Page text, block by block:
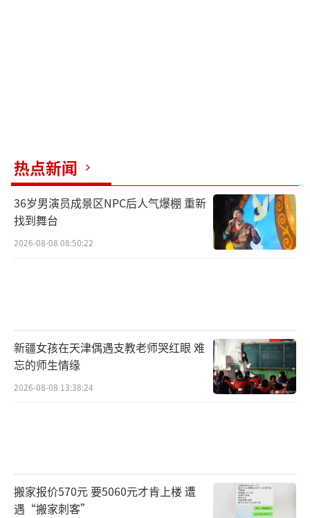
热点新闻
36岁男演员成景区NPC后人气爆棚 重新
找到舞台
2026-08-08 08:50:22
新疆女孩在天津偶遇支教老师哭红眼 难
忘的师生情缘
2026-08-08 13:38:24
搬家报价570元 要5060元才肯上楼 遭
遇“搬家刺客”